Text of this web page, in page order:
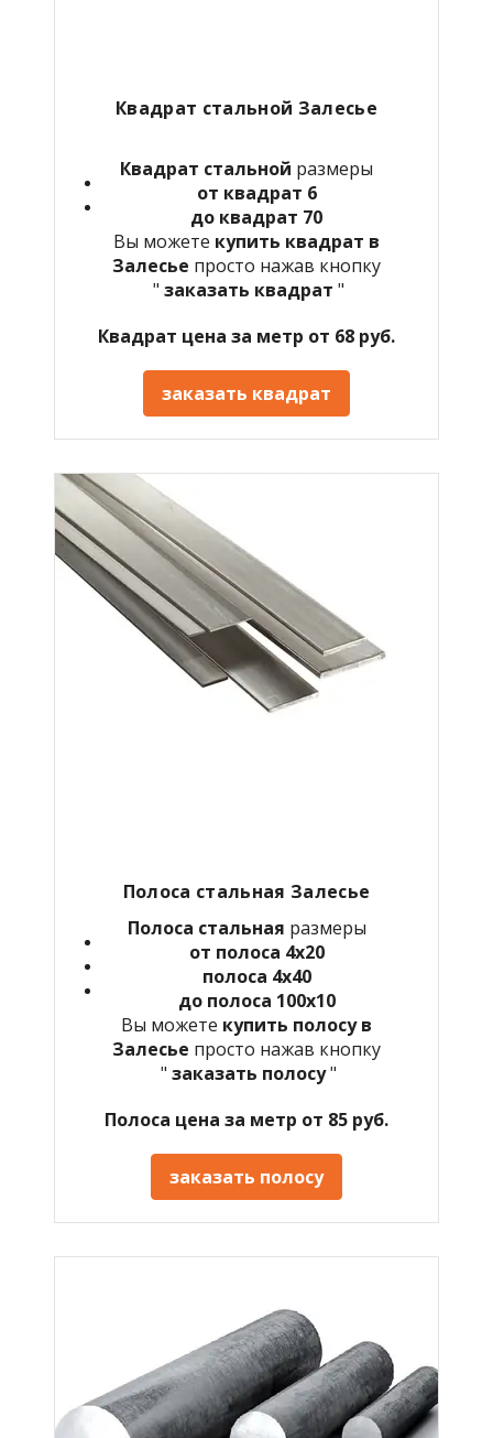
Квадрат стальной Залесье
Квадрат стальной размеры
от квадрат 6
до квадрат 70
Вы можете купить квадрат в
Залесье просто нажав кнопку
" заказать квадрат "
Квадрат цена за метр от 68 руб.
заказать квадрат
Полоса стальная Залесье
Полоса стальная размеры
от полоса 4х20
полоса 4х40
до полоса 100х10
Вы можете купить полосу в
Залесье просто нажав кнопку
" заказать полосу"
Полоса цена за метр от 85 руб.
заказать полосу